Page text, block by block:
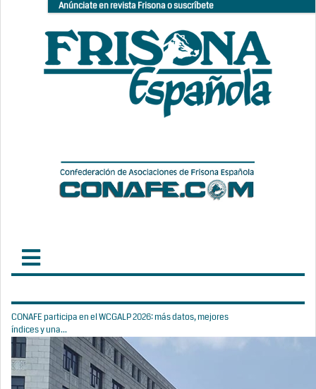
Anúnciate en revista Frisona o suscríbete
CONAFE participa en el WCGALP 2026: más datos, mejores
índices y una...